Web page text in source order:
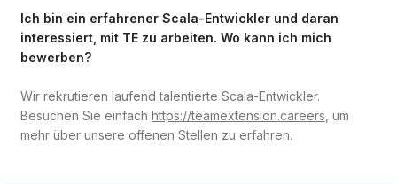
Ich bin ein erfahrener Scala-Entwickler und daran
interessiert, mit TE zu arbeiten. Wo kann ich mich
bewerben?
Wir rekrutieren laufend talentierte Scala-Entwickler.
Besuchen Sie einfach https://teamextension.careers , um
mehr über unsere offenen Stellen zu erfahren.